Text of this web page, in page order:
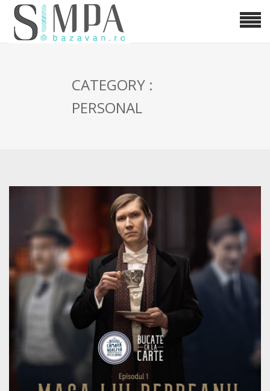
CATEGORY :
PERSONAL